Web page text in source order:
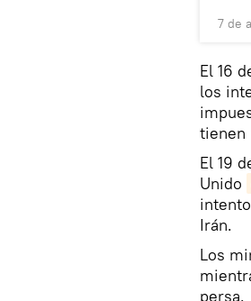
7 de
El 16
los
tienen
El 19
Unido
Irán.
Los
persa.